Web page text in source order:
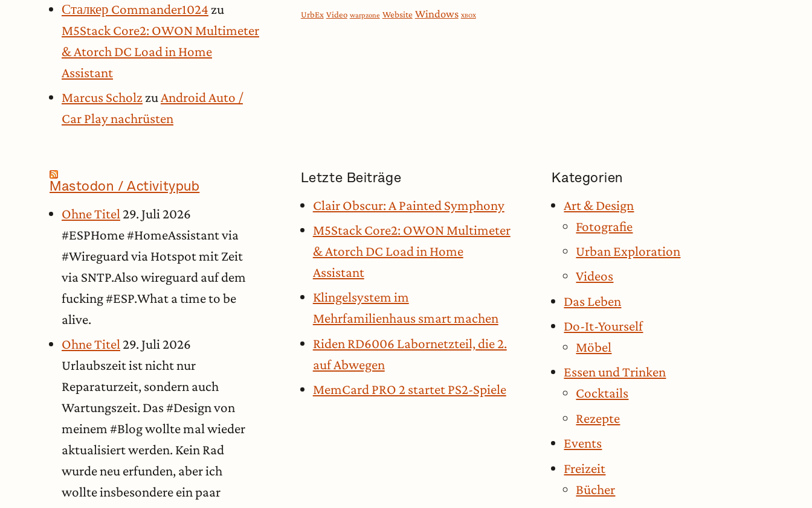
Сталкер Commander1024 zu
M5Stack Core2: OWON Multimeter
& Atorch DC Load in Home
Assistant
Marcus ScholzzuAndroid Auto /
Car Play nachrüsten
UrbEx Video warpzone Website Windows XBOX
Mastodon / Activitypub
Ohne Titel 29. Juli 2026
#ESPHome #HomeAssistant via
#Wireguard via Hotspot mit Zeit
via SNTP.Also wireguard auf dem
fucking #ESP.What a time to be
alive.
Ohne Titel 29. Juli 2026
Urlaubszeit ist nicht nur
Reparaturzeit, sondern auch
Wartungszeit. Das #Design von
meinem #Blog wollte mal wieder
aktualisiert werden. Kein Rad
wurde neu erfunden, aber ich
wollte insbesondere ein paar
Letzte Beiträge
Clair Obscur: A Painted Symphony
M5Stack Core2: OWON Multimeter
& Atorch DC Load in Home
Assistant
Klingelsystem im
Mehrfamilienhaus smart machen
Riden RD6006 Labornetzteil, die 2.
auf Abwegen
MemCard PRO 2 startet PS2-Spiele
Kategorien
Art & Design
Fotografie
Urban Exploration
Videos
Das Leben
Do-It-Yourself
Möbel
Essen und Trinken
Cocktails
Rezepte
Events
Freizeit
Bücher